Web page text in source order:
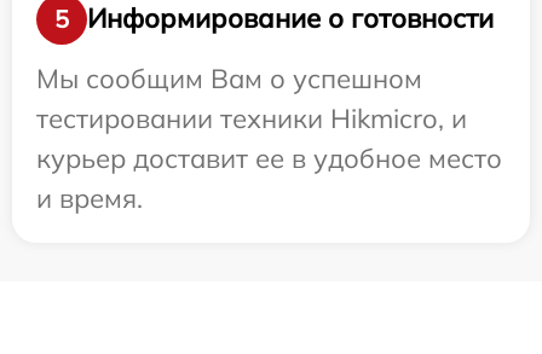
5
Информирование о готовности
Мы сообщим Вам о успешном
тестировании техники Hikmicro, и
курьер доставит ее в удобное место
и время.